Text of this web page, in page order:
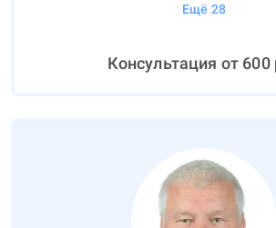
Ещё 28
Консультация от 600